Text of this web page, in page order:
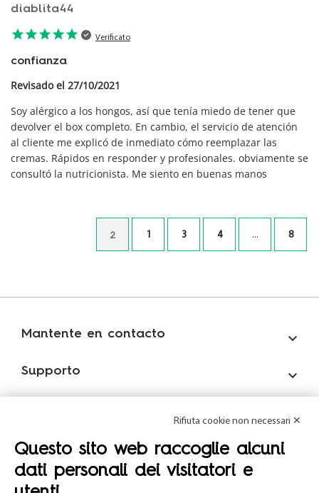
diablita44
starstarstarstarstar Verificato
confianza
Revisado el 27/10/2021
Soy alérgico a los hongos, así que tenía miedo de tener que
devolver el box completo. En cambio, el servicio de atención
al cliente me explicó de inmediato cómo reemplazar las
cremas. Rápidos en responder y profesionales. obviamente se
consultó la nutricionista. Me siento en buenas manos
2 1 3 4 ... 8
Mantente en contacto 
Supporto 

Suscríbete a nuestra newsletter
Habiendo leído
Rifiuta cookie non necessari ✕
Questo sito web raccoglie alcuni
dati personali dei visitatori e